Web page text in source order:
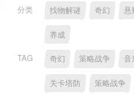
分类
找物解谜 奇幻 悬
养成
TAG 奇幻 策略战争 音
关卡塔防 策略战争